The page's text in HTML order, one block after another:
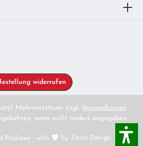
widerrufen
Pralinee - with by Zenit Design
Mehrwertsteuer zzgl. Versandkosten
wenn nicht anders angegeben.